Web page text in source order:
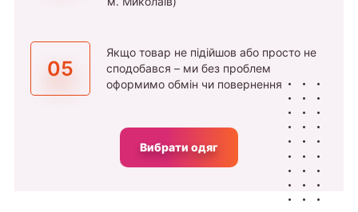
05
Якщо товар не підійшов або просто не
сподобався – ми без проблем
оформимо обмін чи повернення
Вибрати одяг